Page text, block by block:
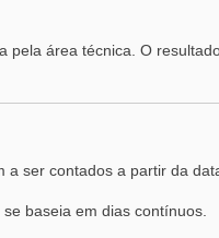
área técnica. O
ser contados a partir da
baseia em dias contínuos.